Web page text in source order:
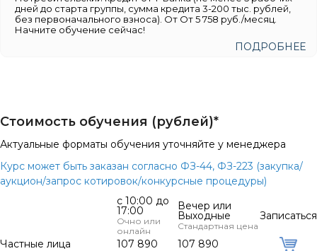
дней до старта группы, сумма кредита 3-200 тыс. рублей,
без первоначального взноса). От От 5 758 руб./месяц.
Начните обучение сейчас!
ПОДРОБНЕЕ
Стоимость обучения (рублей)*
Актуальные форматы обучения уточняйте у менеджера
Курс может быть заказан согласно ФЗ-44, ФЗ-223 (закупка/
аукцион/запрос котировок/конкурсные процедуры)
с 10:00 до
17:00
Очно или
онлайн
Вечер или
Выходные
Стандартная цена
Записаться
Частные лица 107 890
107 890